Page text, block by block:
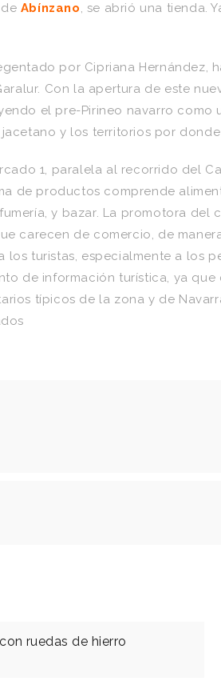
Abínzano, se abrió una tienda.
por Cipriana Hernández,
Con la apertura de este
el pre-Pirineo navarro como
y los territorios por
1, paralela al recorrido del
de productos comprende
y bazar. La promotora
carecen de comercio, de
turistas, especialmente a los
de información turística, ya
típicos de la zona y de
ruedas de hierro